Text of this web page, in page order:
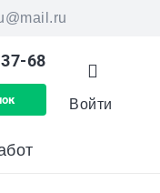
68
Войти